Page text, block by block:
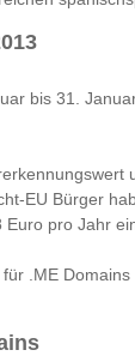
bis 31.
EU Bürger
pro Jahr
.ME